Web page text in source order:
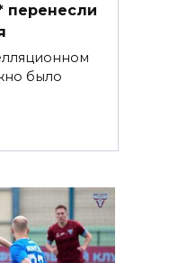
перенесли
было